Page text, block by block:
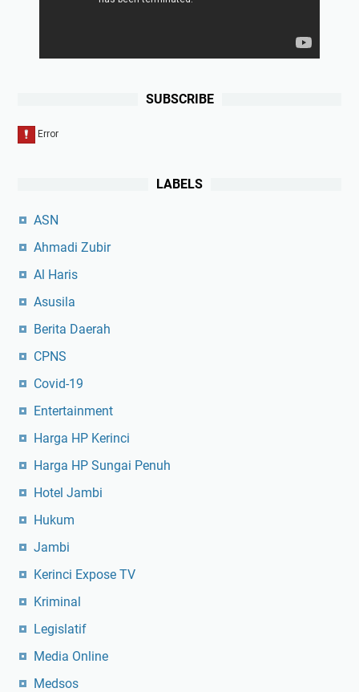
SUBSCRIBE
LABELS
ASN
Ahmadi Zubir
Al Haris
Asusila
Berita Daerah
CPNS
Covid-19
Entertainment
Harga HP Kerinci
Harga HP Sungai Penuh
Hotel Jambi
Hukum
Jambi
Kerinci Expose TV
Kriminal
Legislatif
Media Online
Medsos